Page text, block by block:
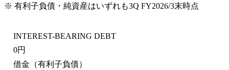
※ 有利子負債・純資産はいずれも3Q FY2026/3末時点
INTEREST-BEARING DEBT
0円
借金（有利子負債）